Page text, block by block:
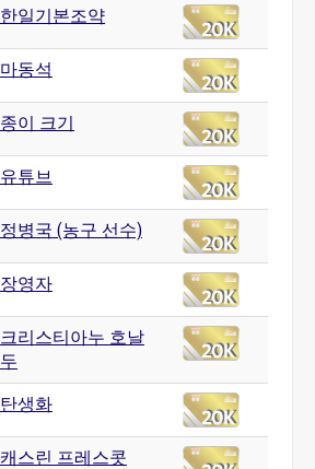
한일기본조약
마동석
종이 크기
유튜브
정병국 (농구 선수)
장영자
크리스티아누 호날
두
탄생화
캐스린 프레스콧